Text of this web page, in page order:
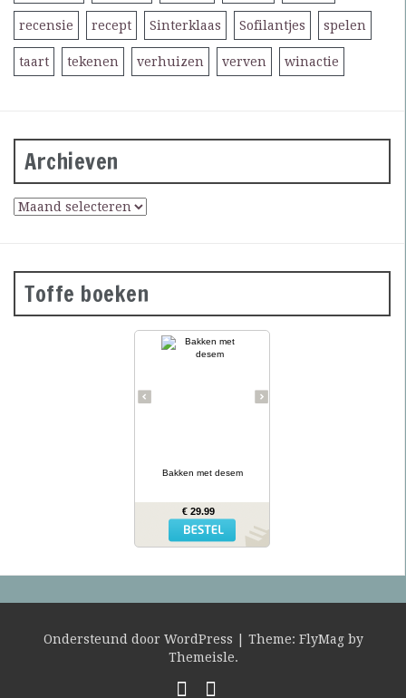
recensie recept Sinterklaas Sofilantjes spelen
taart tekenen verhuizen verven winactie
Archieven
Toffe boeken
Desembrood is
voedzaam, licht
In haar tweede prachtig
geïllustreerde bakboek
brood met het
fougasse, naanbrood,
hamburgerbroodjes,
kaneelbollen, wafels en
panettone. Naast de 77
hoe je het deeg moet
Bakken met desem
€ 29.99
Ondersteund door WordPress | Theme: FlyMagby
Themeisle.